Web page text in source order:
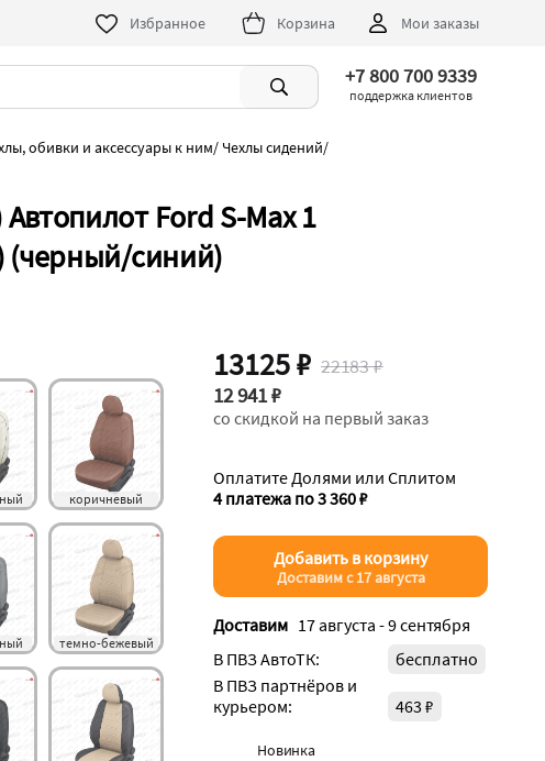
Избранное Корзина Мои заказы
+7 800 700 9339
поддержка клиентов
обивки и аксессуары к ним/ Чехлы сидений/
Ford S-Max 1
(черный/синий)
коричневый
темно-бежевый
13125 ₽ 22183 ₽
12 941 ₽
со скидкой на первый заказ
Оплатите Долями или Сплитом
4 платежа по 3 360 ₽
Добавить в корзину
Доставим с 17 августа
Доставим 17 августа - 9 сентября
В ПВЗ АвтоТК:
бесплатно
В ПВЗ партнёров и
курьером:
463 ₽
Новинка